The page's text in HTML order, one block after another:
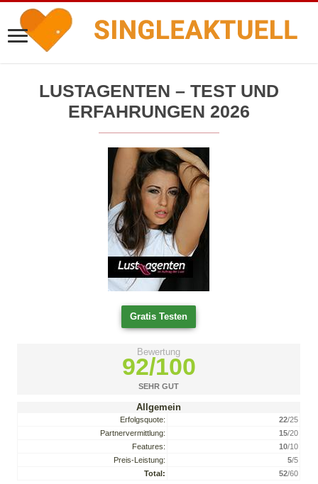
LUSTAGENTEN – TEST UND
ERFAHRUNGEN 2026
Bewertung
92/100
SEHR GUT
Allgemein
Erfolgsquote: 22/25
Partnervermittlung:
15/20
Features:
10/10
Preis-Leistung:
5/5
Total:
52/60